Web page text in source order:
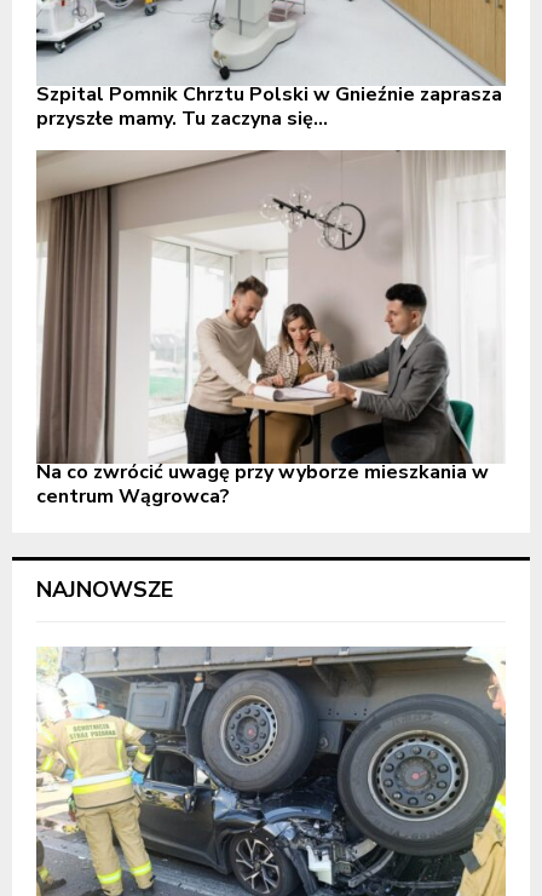
Szpital Pomnik Chrztu Polski w Gnieźnie zaprasza
przyszłe mamy. Tu zaczyna się...
Na co zwrócić uwagę przy wyborze mieszkania w
centrum Wągrowca?
NAJNOWSZE